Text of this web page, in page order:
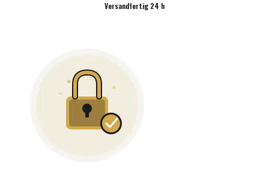
Versandfertig 24 h